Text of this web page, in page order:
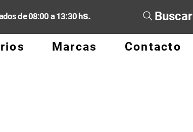
de 08:00 a 13:30 hs. Buscar
Marcas Contacto